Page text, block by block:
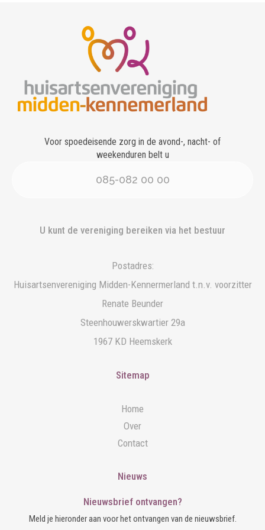
Voor spoedeisende zorg in de avond-, nacht- of
weekenduren belt u
085-082 00 00
U kunt de vereniging bereiken via het bestuur
Postadres:
Huisartsenvereniging Midden-Kennermerland t.n.v. voorzitter
Renate Beunder
Steenhouwerskwartier 29a
1967 KD Heemskerk
Sitemap
Home
Over
Contact
Nieuws
Nieuwsbrief ontvangen?
Meld je hieronder aan voor het ontvangen van de nieuwsbrief.